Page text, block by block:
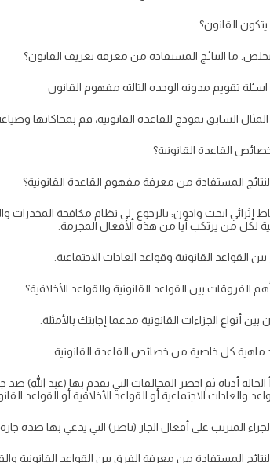
القانون؟
ما النتائج المستفادة من معرفة تعريف القانون؟
تقويم مدونه الوحده الثالثه مفهوم القانون
السابق نموذج للقاعدة القانونية، قم
القاعدة القانونية؟
المستفادة من معرفة مفهوم القاعدة القانونية؟
إثرائي ابحث وادون: بالرجوع إلى نظام مكافحة المخدرات
لكل من يرتكب أيا من هذه الأفعال المجرمة.
بين القواعد القانونية وقواعد العادات الاجتماعية.
الفروقات بين القواعد القانونية والقواعد الأخلاقية؟
بين أنواع الجزاءات القانونية مدعما إجابتك بالأمثلة.
ماهية كل خاصية من خصائص القاعدة القانونية
الحالة أدناه ثم احصر المخالفات التي تقدم بها (عبد الله)
والعادات الاجتماعية أو القواعد الأخلاقية أو القواعد
المترتب على أفعال الجار (ناصر) التي يدعي بها ضده جاره
المستفادة من معرفة الفرق بين القواعد القانونية